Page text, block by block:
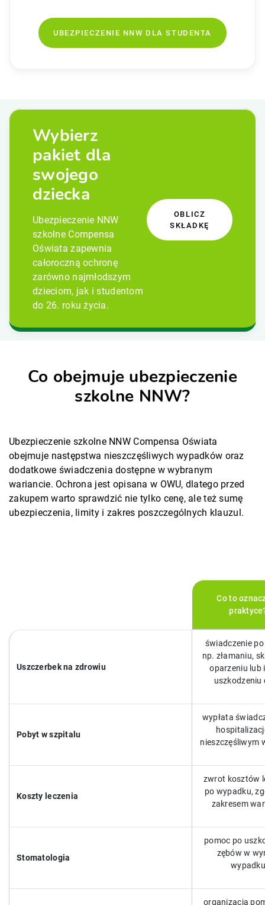
UBEZPIECZENIE NNW DLA STUDENTA
Wybierz
pakiet dla
swojego
dziecka
Ubezpieczenie NNW
szkolne Compensa
Oświata zapewnia
całoroczną ochronę
zarówno najmłodszym
dzieciom, jak i studentom
do 26. roku życia.
OBLICZ
SKŁADKĘ
Co obejmuje ubezpieczenie
szkolne NNW?
Ubezpieczenie szkolne NNW Compensa Oświata
obejmuje następstwa nieszczęśliwych wypadków oraz
dodatkowe świadczenia dostępne w wybranym
wariancie. Ochrona jest opisana w OWU, dlatego przed
zakupem warto sprawdzić nie tylko cenę, ale też sumę
ubezpieczenia, limity i zakres poszczególnych klauzul.
Co to
Uszczerbek na zdrowiu
świadczenie
np. złamaniu,
oparzeniu lub
uszkodzeniu
Pobyt w szpitalu
wypłata
nieszczęśliwym
Koszty leczenia
zwrot kosztów
po wypadku,
zakresem
Stomatologia
pomoc po
zębów w
wypadku
organizacja